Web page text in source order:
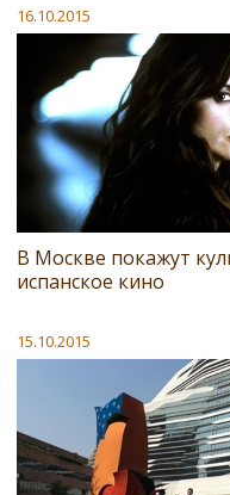
16.10.2015
В Москве покажут
испанское кино
15.10.2015